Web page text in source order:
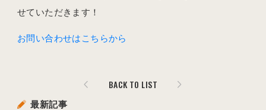
せていただきます！
お問い合わせはこちらから
BACK TO LIST
最新記事